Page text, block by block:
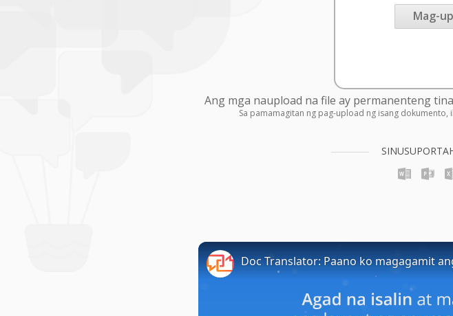
Mag-
Ang mga naupload na file ay permanenteng
Sa pamamagitan ng pag-upload ng isang dokumento,